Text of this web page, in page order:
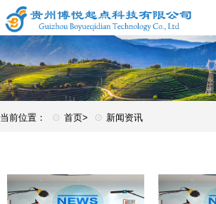
当前位置： ⊙ 首页> ⊙ 新闻资讯